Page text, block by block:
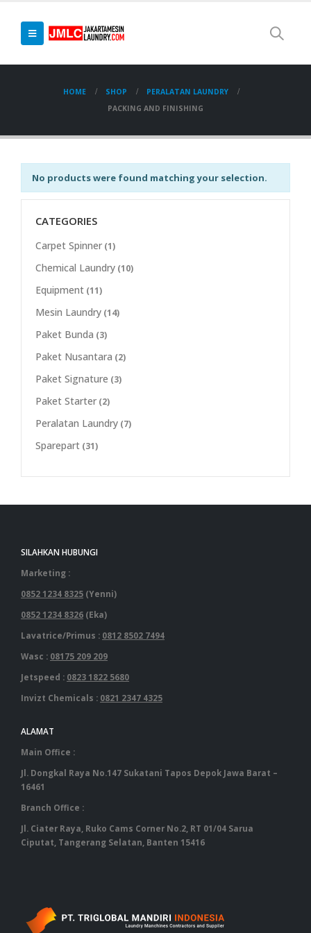
HOME SHOP
PERALATAN LAUNDRY
PACKING AND FINISHING
No products were found matching your selection.
CATEGORIES
Carpet Spinner (1)
Chemical Laundry (10)
Equipment (11)
Mesin Laundry (14)
Paket Bunda (3)
Paket Nusantara (2)
Paket Signature (3)
Paket Starter (2)
Peralatan Laundry (7)
Sparepart (31)
SILAHKAN HUBUNGI
Marketing :
0852 1234 8325 (Yenni)
0852 1234 8326 (Eka)
Lavatrice/Primus : 0812 8502 7494
Wasc : 08175 209 209
Jetspeed : 0823 1822 5680
Invizt Chemicals : 0821 2347 4325
ALAMAT
Main Office :
Jl. Dongkal Raya No.147 Sukatani Tapos Depok Jawa Barat –
16461
Branch Office :
Jl. Ciater Raya, Ruko Cams Corner No.2, RT 01/04 Sarua
Ciputat, Tangerang Selatan, Banten 15416